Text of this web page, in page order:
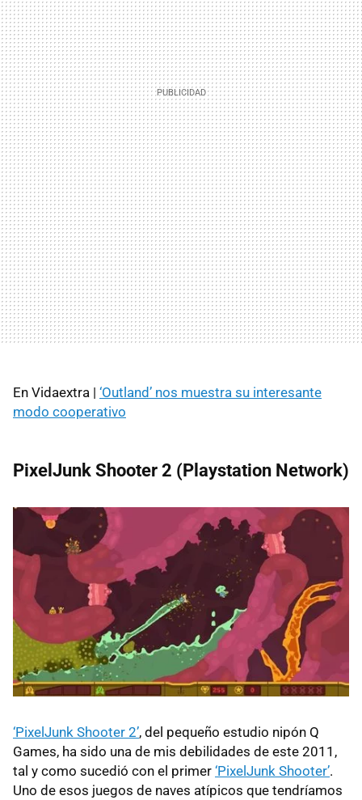
En Vidaextra | ‘Outland’ nos muestra su interesante
modo cooperativo
PixelJunk Shooter 2 (Playstation Network)
‘PixelJunk Shooter 2’, del pequeño estudio nipón Q
Games, ha sido una de mis debilidades de este 2011,
tal y como sucedió con el primer ‘PixelJunk Shooter’.
Uno de esos juegos de naves atípicos que tendríamos